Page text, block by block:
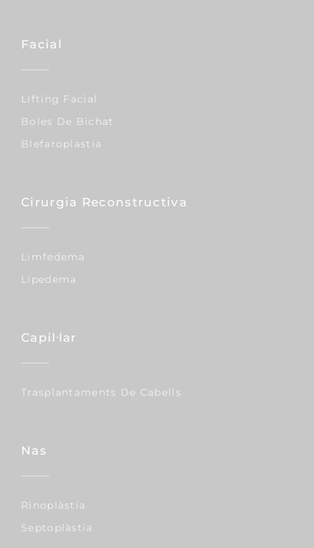
Facial
Lífting Facial
Boles De Bichat
Blefaroplastia
Cirurgia Reconstructiva
Limfedema
Lipedema
Capil·lar
Trasplantaments De Cabells
Nas
Rinoplàstia
Septoplàstia